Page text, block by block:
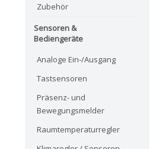
Zubehör
Sensoren &
Bediengeräte
Analoge Ein-/Ausgang
Tastsensoren
Präsenz- und
Bewegungsmelder
Raumtemperaturregler